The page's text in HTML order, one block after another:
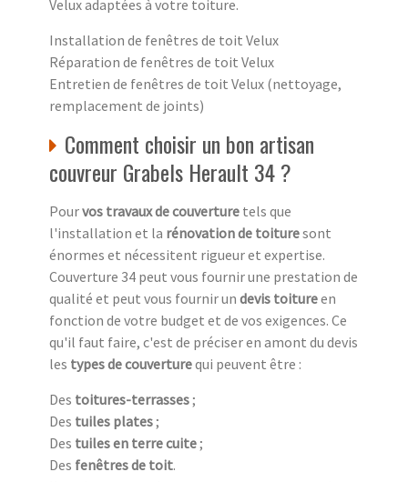
Velux adaptées à votre toiture.
Installation de fenêtres de toit Velux
Réparation de fenêtres de toit Velux
Entretien de fenêtres de toit Velux (nettoyage,
remplacement de joints)
Comment choisir un bon artisan
couvreur Grabels Herault 34 ?
Pourvos travaux de couverture tels que
l'installation et la rénovation de toituresont
énormes et nécessitent rigueur et expertise.
Couverture 34 peut vous fournir une prestation de
qualité et peut vous fournir un devis toitureen
fonction de votre budget et de vos exigences. Ce
qu'il faut faire, c'est de préciser en amont du devis
les types de couverturequi peuvent être :
Des toitures-terrasses;
Des tuiles plates;
Des tuiles en terre cuite;
Des fenêtres de toit.